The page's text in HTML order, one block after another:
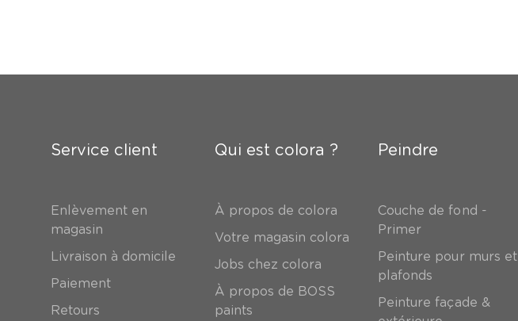
Service client
Enlèvement en
magasin
Livraison à domicile
Paiement
Retours
Qui est colora ?
À propos de colora
Votre magasin colora
Jobs chez colora
À propos de BOSS
paints
Peindre
Couche de fond -
Primer
Peinture pour murs et
plafonds
Peinture façade &